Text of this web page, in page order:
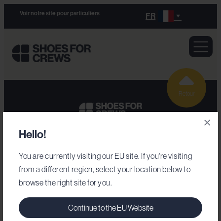
×
Hello!
You are currently visiting our EU site. If you're visiting
from a different region, select your location below to
browse the right site for you.
Continue to the EU Website
Voir notre site pour particuliers FR
Retour
Secteurs d'activité
Armée
Hôtellerie-restauration
Chaussures de travail